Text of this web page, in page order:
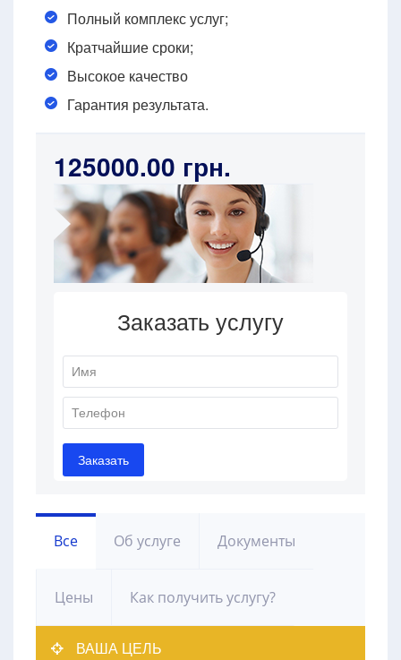
Полный комплекс услуг;
Кратчайшие сроки;
Высокое качество
Гарантия результата.
125000.00 грн.
Все Об услуге Документы
Цены Как получить услугу?
ВАША ЦЕЛЬ